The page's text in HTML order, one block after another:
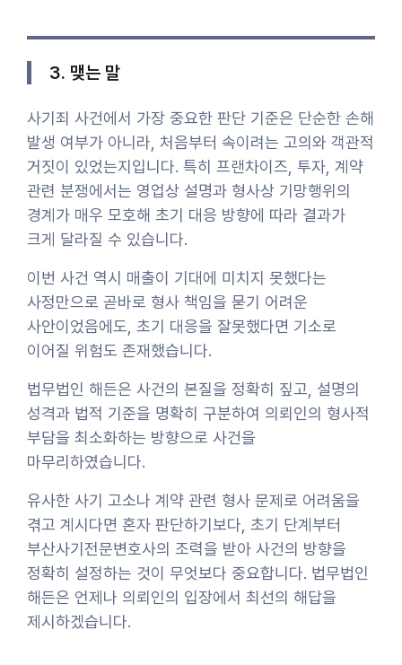
3. 맺는 말
사기죄 사건에서 가장 중요한 판단 기준은 단순한 손해
발생 여부가 아니라, 처음부터 속이려는 고의와 객관적
거짓이 있었는지입니다. 특히 프랜차이즈, 투자, 계약
관련 분쟁에서는 영업상 설명과 형사상 기망행위의
경계가 매우 모호해 초기 대응 방향에 따라 결과가
크게 달라질 수 있습니다.
이번 사건 역시 매출이 기대에 미치지 못했다는
사정만으로 곧바로 형사 책임을 묻기 어려운
사안이었음에도, 초기 대응을 잘못했다면 기소로
이어질 위험도 존재했습니다.
법무법인 해든은 사건의 본질을 정확히 짚고, 설명의
성격과 법적 기준을 명확히 구분하여 의뢰인의 형사적
부담을 최소화하는 방향으로 사건을
마무리하였습니다.
유사한 사기 고소나 계약 관련 형사 문제로 어려움을
겪고 계시다면 혼자 판단하기보다, 초기 단계부터
부산사기전문변호사의 조력을 받아 사건의 방향을
정확히 설정하는 것이 무엇보다 중요합니다. 법무법인
해든은 언제나 의뢰인의 입장에서 최선의 해답을
제시하겠습니다.